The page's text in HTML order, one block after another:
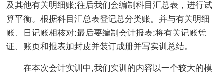
及其他有关明细账;往后我们会编制科目汇总表，进行试
算平衡。根据科目汇总表登记总分类账。并与有关明细
账、日记账相核对;最后要编制会计报表;将有关记账凭
证、账页和报表加封皮并装订成册并写实训总结。
在本次会计实训中,我们实训的内容以一个较大的模